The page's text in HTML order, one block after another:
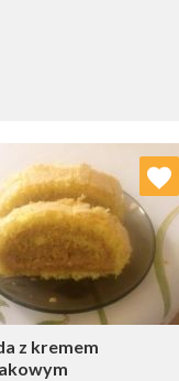
z kremem
Dodaj do ulubionych
Wybierz listę: